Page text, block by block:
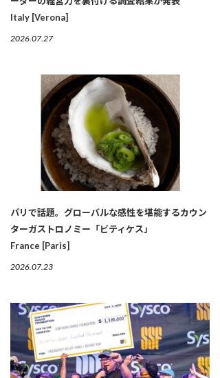
Italy [Verona]
2026.07.27
パリで話題。グローバルな感性を堪能するカウン
ターガストロノミー「ビティケス」
France [Paris]
2026.07.23